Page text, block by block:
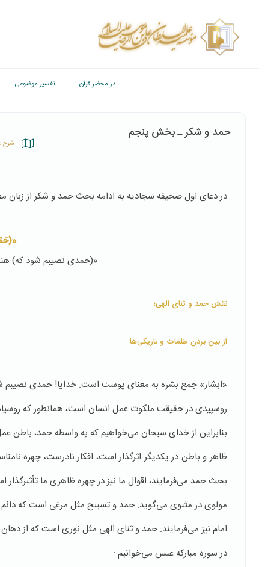
در محضر قرآن تفسیر موضوعی
حمد و شکر ـ بخش پنجم
شرح
در دعای اول صحیفه سجادیه به ادامه بحث حمد و شكر از زبان
«(حمدی نصیبم شود که)
نقش حمد و ثنای الهی؛
از بین بردن ظلمات و تاریکی‌ها
«ابشار» جمع بشره به معنای پوست است. خدایا! حمدی نصیبم
روسپیدی در حقیقت ملكوت عمل انسان است، همانطور كه
بنابراین از خدای سبحان می‌خواهیم كه به واسطه حمد، باطن
ظاهر و باطن در یكدیگر اثرگذار است، افكار نادرست، چهره
بحث حمد می‌فرمایند، اقوال ما نیز در چهره ظاهری ما
مولوی در مثنوی می‌گوید:‌ حمد و تسبیح مثل مرغی است كه دائم
امام نیز می‌فرمایند:‌ حمد و ثنای الهی مثل نوری است كه از
در سوره مباركه عبس می‌خوانیم :‌